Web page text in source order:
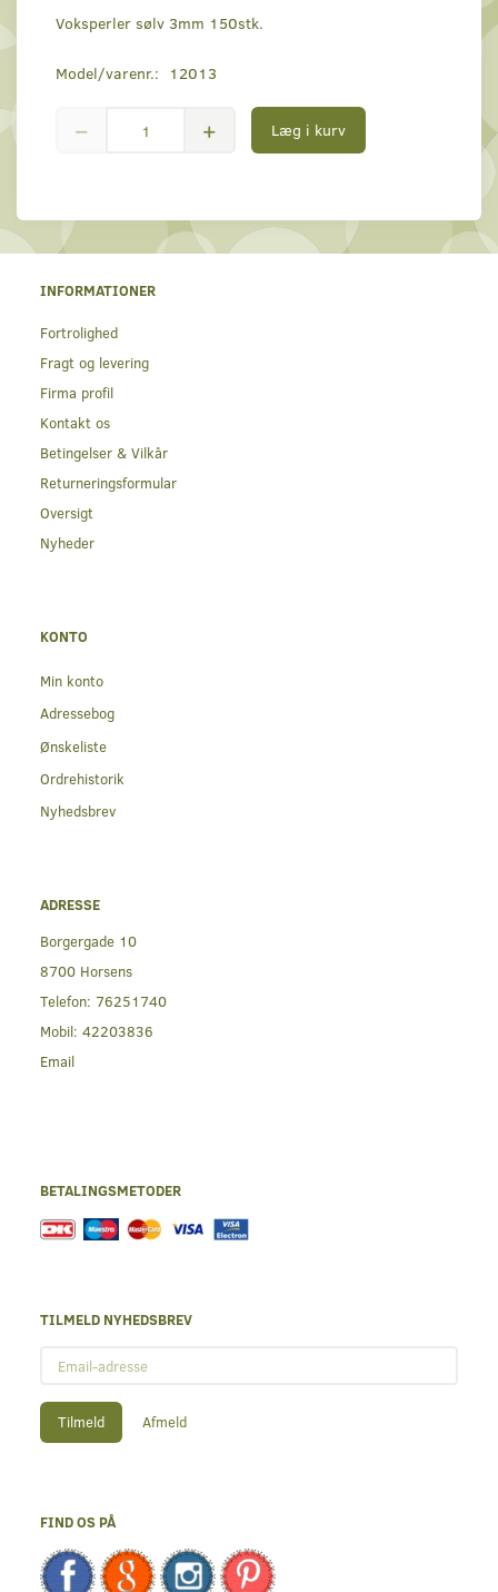
Voksperler sølv 3mm 150stk.
Model/varenr.: 12013
Læg i kurv
INFORMATIONER
Fortrolighed
Fragt og levering
Firma profil
Kontakt os
Betingelser & Vilkår
Returneringsformular
Oversigt
Nyheder
KONTO
Min konto
Adressebog
Ønskeliste
Ordrehistorik
Nyhedsbrev
ADRESSE
Borgergade 10
8700 Horsens
Telefon: 76251740
Mobil: 42203836
Email
BETALINGSMETODER
TILMELD NYHEDSBREV
adresse
Tilmeld Afmeld
FIND OS PÅ